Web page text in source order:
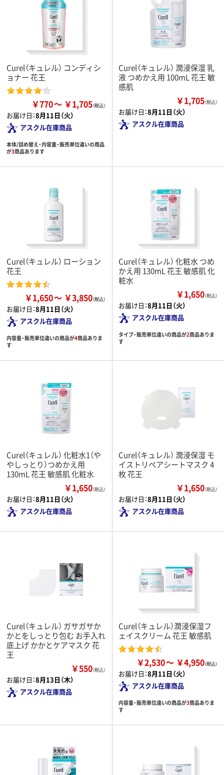
Curel（キュレル） コンディシ
ョナー 花王
￥770 ￥1,705
お届け日：8月11日（火）
アスクル在庫商品
本体/詰め替え・内容量・販売単位違いの商品
が3商品あります
Curel（キュレル） 潤浸保湿 乳
液 つめかえ用 100mL 花王 敏
感肌
￥1,705（税込）
お届け日：8月11日（火）
アスクル在庫商品
Curel（キュレル） ローション
花王
￥1,650 ￥3,850
お届け日：8月11日（火）
アスクル在庫商品
内容量・販売単位違いの商品が4商品ありま
す
Curel（キュレル） 化粧水 つめ
かえ用 130mL 花王 敏感肌 化
粧水
￥1,650（税込）
お届け日：8月11日（火）
アスクル在庫商品
タイプ・販売単位違いの商品が2商品ありま
す
Curel（キュレル） 化粧水1（や
やしっとり）つめかえ用
130mL 花王 敏感肌 化粧水
￥1,650（税込）
お届け日：8月11日（火）
アスクル在庫商品
Curel（キュレル） 潤浸保湿 モ
イストリペアシートマスク 4
枚 花王
￥1,650（税込）
お届け日：8月11日（火）
アスクル在庫商品
Curel（キュレル） ガサガサか
かとをしっとり包む お手入れ
底上げ かかとケアマスク 花
王
￥550（税込）
お届け日：8月13日（木）
アスクル在庫商品
Curel（キュレル）潤浸保湿フ
ェイスクリーム 花王 敏感肌
￥2,530 ￥4,950
お届け日：8月11日（火）
アスクル在庫商品
内容量・販売単位違いの商品が3商品ありま
す